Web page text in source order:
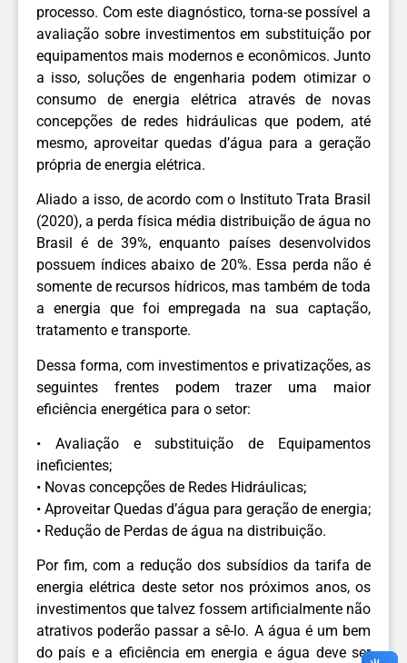
processo. Com este diagnóstico, torna-se possível a
avaliação sobre investimentos em substituição por
equipamentos mais modernos e econômicos. Junto
a isso, soluções de engenharia podem otimizar o
consumo de energia elétrica através de novas
concepções de redes hidráulicas que podem, até
mesmo, aproveitar quedas d’água para a geração
própria de energia elétrica.
Aliado a isso, de acordo com o Instituto Trata Brasil
(2020), a perda física média distribuição de água no
Brasil é de 39%, enquanto países desenvolvidos
possuem índices abaixo de 20%. Essa perda não é
somente de recursos hídricos, mas também de toda
a energia que foi empregada na sua captação,
tratamento e transporte.
Dessa forma, com investimentos e privatizações, as
seguintes frentes podem trazer uma maior
eficiência energética para o setor:
• Avaliação e substituição de Equipamentos
ineficientes;
• Novas concepções de Redes Hidráulicas;
• Aproveitar Quedas d’água para geração de energia;
• Redução de Perdas de água na distribuição.
Por fim, com a redução dos subsídios da tarifa de
energia elétrica deste setor nos próximos anos, os
investimentos que talvez fossem artificialmente não
atrativos poderão passar a sê-lo. A água é um bem
do país e a eficiência em energia e água deve ser